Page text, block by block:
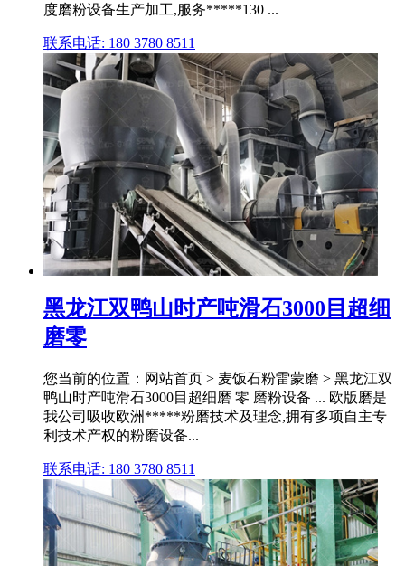
度磨粉设备生产加工,服务*****130 ...
联系电话: 180 3780 8511
黑龙江双鸭山时产吨滑石3000目超细
磨零
您当前的位置：网站首页 > 麦饭石粉雷蒙磨 > 黑龙江双
鸭山时产吨滑石3000目超细磨 零 磨粉设备 ... 欧版磨是
我公司吸收欧洲*****粉磨技术及理念,拥有多项自主专
利技术产权的粉磨设备...
联系电话: 180 3780 8511